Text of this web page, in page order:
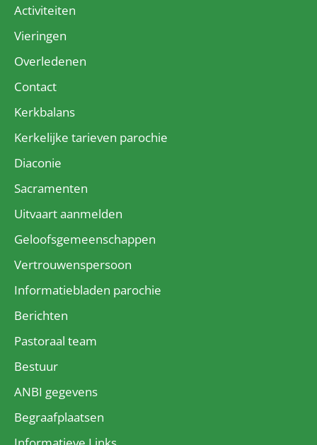
Activiteiten
Vieringen
Overledenen
Contact
Kerkbalans
Kerkelijke tarieven parochie
Diaconie
Sacramenten
Uitvaart aanmelden
Geloofsgemeenschappen
Vertrouwenspersoon
Informatiebladen parochie
Berichten
Pastoraal team
Bestuur
ANBI gegevens
Begraafplaatsen